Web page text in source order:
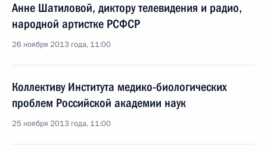
Анне Шатиловой, диктору телевидения и радио,
народной артистке РСФСР
26 ноября 2013 года, 11:00
Коллективу Института медико-биологических
проблем Российской академии наук
25 ноября 2013 года, 11:00